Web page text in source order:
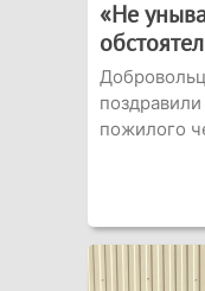
«Не
пожилого